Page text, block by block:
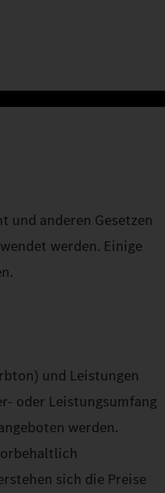
und anderen Gesetzen
werden. Einige
und Leistungen
oder Leistungsumfang
werden.
sich die Preise